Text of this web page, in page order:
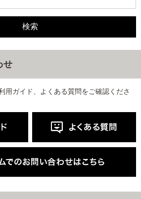
せ
用ガイド、よくある質問をご確認くださ